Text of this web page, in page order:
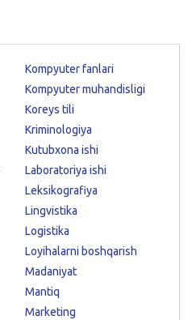
Kompyuter fanlari
Kompyuter muhandisligi
Koreys tili
Kriminologiya
Kutubxona ishi
Laboratoriya ishi
Leksikografiya
Lingvistika
Logistika
Loyihalarni boshqarish
Madaniyat
Mantiq
Marketing